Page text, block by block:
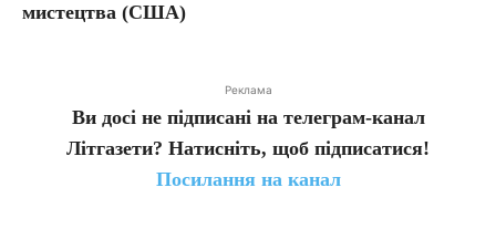
мистецтва (США)
Реклама
Ви досі не підписані на телеграм-канал
Літгазети? Натисніть, щоб підписатися!
Посилання на канал